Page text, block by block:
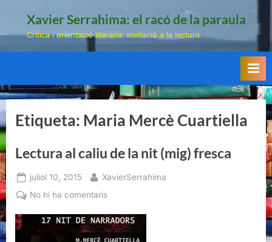
Xavier Serrahima: el racó de la paraula
Crítica i orientació literària: invitació a la lectura.
Etiqueta: Maria Mercè Cuartiella
Lectura al caliu de la nit (mig) fresca
Posted
on
juliol 10, 2015 By
XavierSerrahima
No hi ha comentarisa
al
caliu